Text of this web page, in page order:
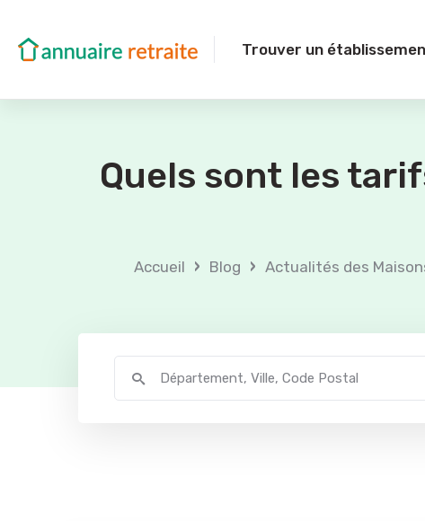
Trouver un
Quels sont les
Accueil › Blog › Actualités des